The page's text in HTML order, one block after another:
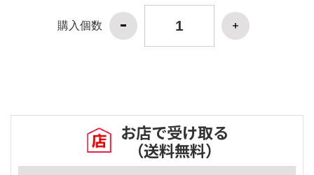
購入個数
お店で受け取る
（送料無料）